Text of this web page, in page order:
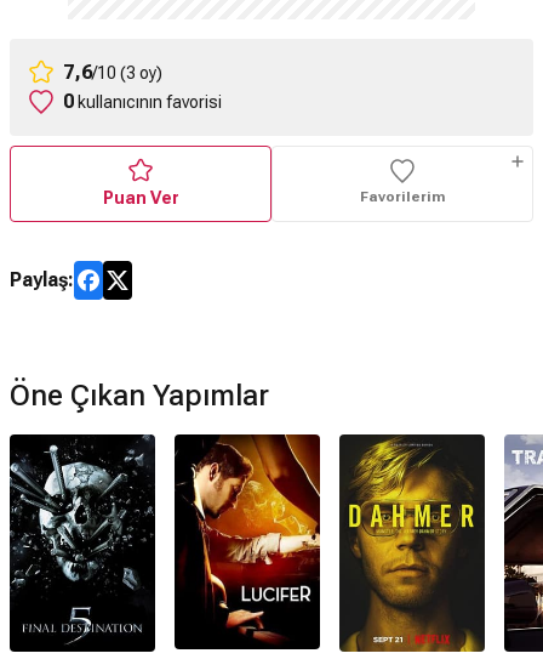
7,6/10 (3 oy)
0kullanıcının favorisi
Puan Ver Favorilerim
Paylaş:
Öne Çıkan Yapımlar